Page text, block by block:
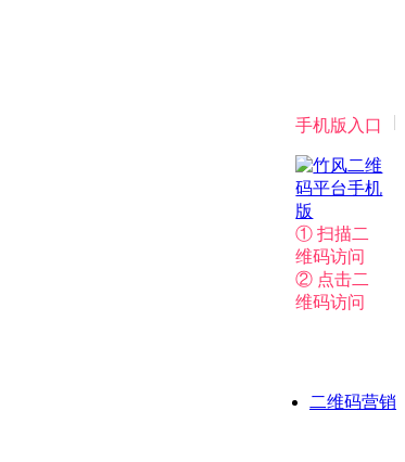
|
手机版入口
① 扫描二
维码访问
② 点击二
维码访问
二维码营销